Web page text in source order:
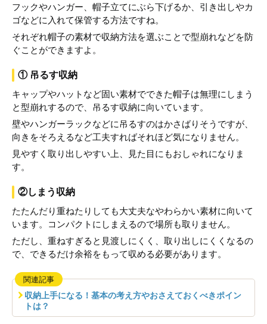
フックやハンガー、帽子立てにぶら下げるか、引き出しやカ
ゴなどに入れて保管する方法ですね。
それぞれ帽子の素材で収納方法を選ぶことで型崩れなどを防
ぐことができますよ。
① 吊るす収納
キャップやハットなど固い素材でできた帽子は無理にしまう
と型崩れするので、吊るす収納に向いています。
壁やハンガーラックなどに吊るすのはかさばりそうですが、
向きをそろえるなど工夫すればそれほど気になりません。
見やすく取り出しやすい上、見た目にもおしゃれになりま
す。
②しまう収納
たたんだり重ねたりしても大丈夫なやわらかい素材に向いて
います。コンパクトにしまえるので場所も取りません。
ただし、重ねすぎると見渡しにくく、取り出しにくくなるの
で、できるだけ余裕をもって収める必要があります。
関連記事
収納上手になる！基本の考え方やおさえておくべきポイン
トは？